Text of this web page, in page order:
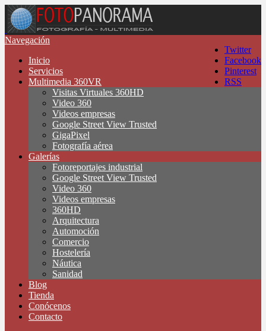
Twitter
Facebook
Pinterest
RSS
Navegación
Inicio
Servicios
Multimedia 360VR
Visitas Virtuales 360HD
Video 360
Videos empresas
Google Street View Trusted
GigaPixel
Fotografía aérea
Galerías
Fotoreportajes industrial
Google Street View Trusted
Video 360
Videos empresas
360HD
Arquitectura
Automoción
Comercio
Hostelería
Náutica
Sanidad
Blog
Tienda
Conócenos
Contacto